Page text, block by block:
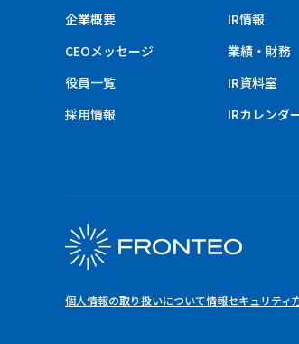
企業概要
CEOメッセージ
役員一覧
採用情報
IR情報
業績・財務
IR資料室
IRカレンダ
個人情報の取り扱いについて情報セキュリティ